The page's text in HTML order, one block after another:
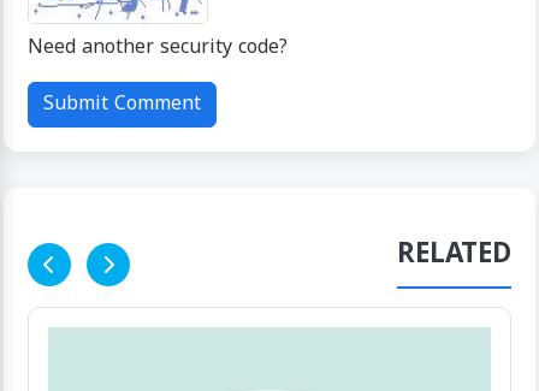
Need another security code?
Submit Comment
RELATED